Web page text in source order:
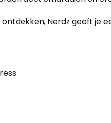
Nerdz geeft je